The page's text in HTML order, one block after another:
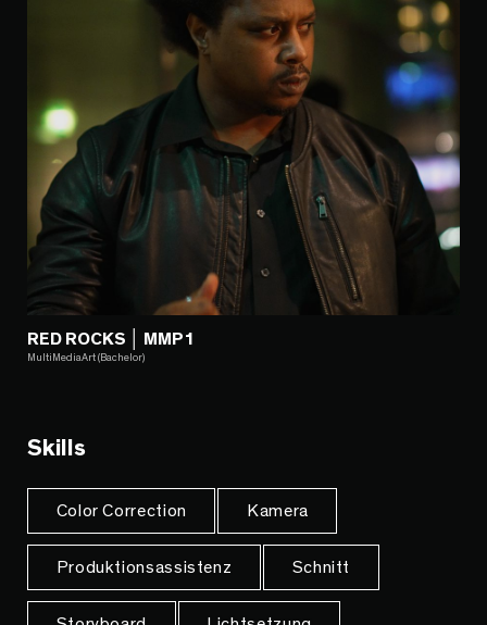
RED ROCKS │ MMP1
MultiMediaArt (Bachelor)
Skills
Color Correction Kamera
Produktionsassistenz Schnitt